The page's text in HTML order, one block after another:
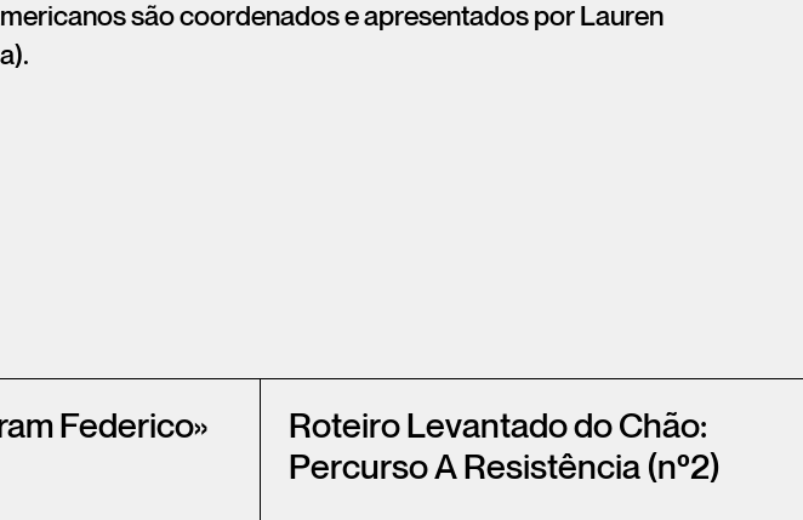
são coordenados e apresentados por Lauren
Federico»
Roteiro Levantado do Chão:
Percurso A Resistência (nº2)